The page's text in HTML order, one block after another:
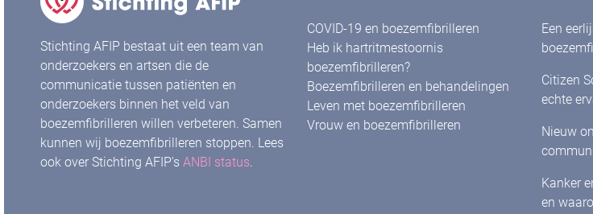
Stichting AFIP bestaat uit een team van
onderzoekers en artsen die de
communicatie tussen patiënten en
onderzoekers binnen het veld van
boezemfibrilleren willen verbeteren. Samen
kunnen wij boezemfibrilleren stoppen. Lees
ook over Stichting AFIP's ANBI status.
COVID-19 en boezemfibrilleren
Heb ik hartritmestoornis
boezemfibrilleren?
Boezemfibrilleren en behandelingen
Leven met boezemfibrilleren
Vrouw en boezemfibrilleren
Een
Citizen
echte
Nieuw
met
Kanker
en